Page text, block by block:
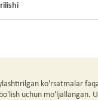
ko'rsatmalar
uchun mo'ljallangan.